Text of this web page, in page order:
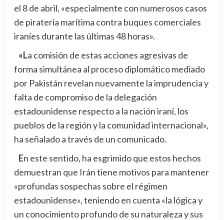
el 8 de abril, «especialmente con numerosos casos
de piratería marítima contra buques comerciales
iraníes durante las últimas 48 horas».
«La comisión de estas acciones agresivas de
forma simultánea al proceso diplomático mediado
por Pakistán revelan nuevamente la imprudencia y
falta de compromiso de la delegación
estadounidense respecto a la nación iraní, los
pueblos de la región y la comunidad internacional»,
ha señalado a través de un comunicado.
En este sentido, ha esgrimido que estos hechos
demuestran que Irán tiene motivos para mantener
«profundas sospechas sobre el régimen
estadounidense», teniendo en cuenta «la lógica y
un conocimiento profundo de su naturaleza y sus